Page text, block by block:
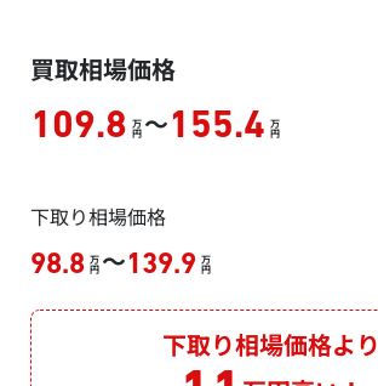
買取相場価格
109.8 万
円 ～155.4 万
円
下取り相場価格
98.8 万
円 ～139.9 万
円
下取り相場価格より